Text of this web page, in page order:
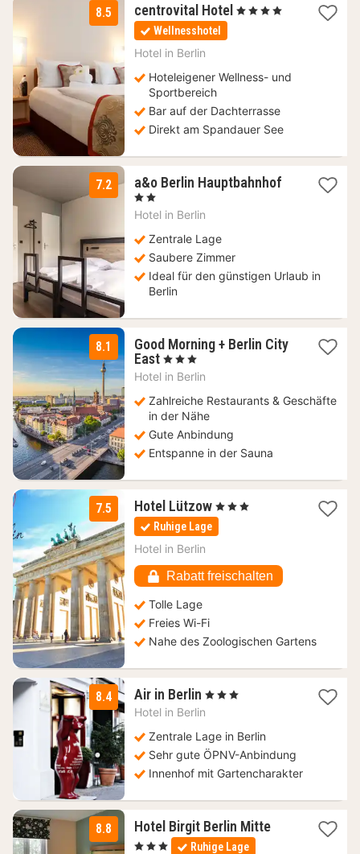
8.5 centrovital Hotel 1
, 4 Sterne
Wellnesshotel
Hotel in Berlin
Hoteleigener Wellness- und
Sportbereich
Bar auf der Dachterrasse
Direkt am Spandauer See
7.2 a&o Berlin Hauptbahnhof2
, 2 Sterne
Hotel in Berlin
Zentrale Lage
Saubere Zimmer
Ideal für den günstigen Urlaub in
Berlin
8.1
Good Morning + Berlin City
East 1
Nacht
55,90
€
, 3 Sterne
Hotel in Berlin
Zahlreiche Restaurants & Geschäfte
in der Nähe
Gute Anbindung
Entspanne in der Sauna
7.5 Hotel Lützow 1
Nacht
ab
€
, 3 Sterne
Ruhige Lage
Hotel in Berlin
Rabatt freischalten
Tolle Lage
Freies Wi-Fi
Nahe des Zoologischen Gartens
8.4 Air in Berlin 1
Nacht
112,88
€
, 3 Sterne
Hotel in Berlin
Zentrale Lage in Berlin
Sehr gute ÖPNV-Anbindung
Innenhof mit Gartencharakter
8.8 Hotel Birgit Berlin Mitte2
, 3 Sterne Ruhige Lage